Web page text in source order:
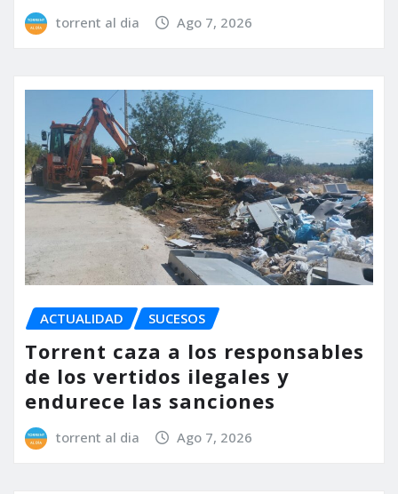
torrent al dia Ago 7, 2026
ACTUALIDAD SUCESOS
Torrent caza a los responsables
de los vertidos ilegales y
endurece las sanciones
torrent al dia Ago 7, 2026